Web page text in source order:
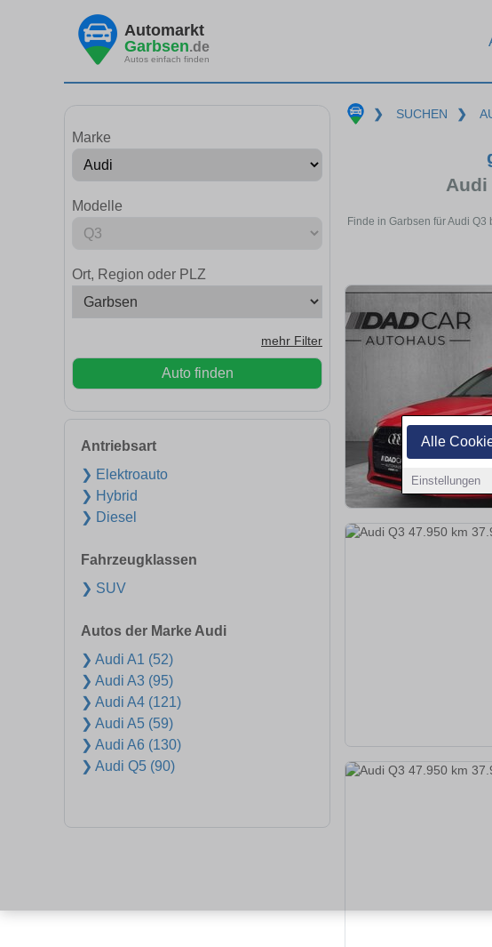
Alle
Einstellungen
Automarkt
Garbsen.de
Autos einfach finden
Marke
Modelle
Ort, Region oder PLZ
mehr Filter
Auto finden
Antriebsart
❯ Elektroauto
❯ Hybrid
❯ Diesel
Fahrzeugklassen
❯ SUV
Autos der Marke Audi
❯ Audi A1 (52)
❯ Audi A3 (95)
❯ Audi A4 (121)
❯ Audi A5 (59)
❯ Audi A6 (130)
❯ Audi Q5 (90)
❯ SUCHEN ❯
Audi
Finde in Garbsen für Audi